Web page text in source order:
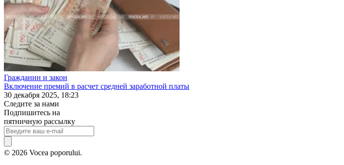
Гражданин и закон
Включение премий в расчет средней заработной платы
30 декабря 2025, 18:23
Следите за нами
Подпишитесь на
пятничную рассылку
© 2026 Vocea poporului.